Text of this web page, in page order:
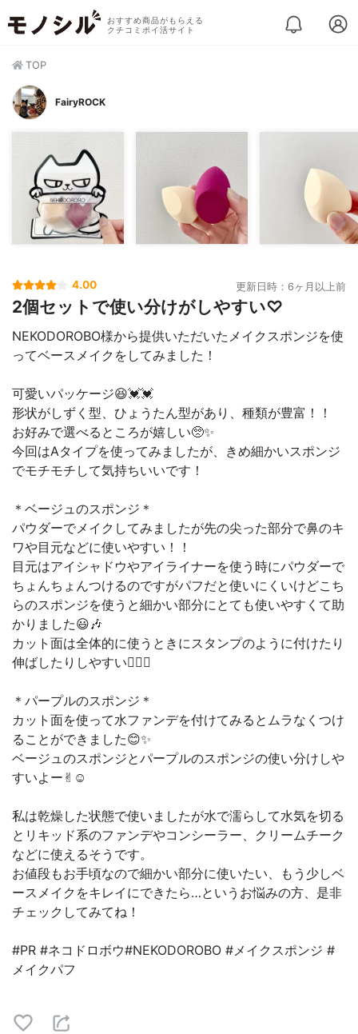
おすすめ商品がもらえる
クチコミポイ活サイト
TOP
FairyROCK
4.00 更新日時：6ヶ月以上前
2個セットで使い分けがしやすい♡
NEKODOROBO様から提供いただいたメイクスポンジを使
ってベースメイクをしてみました！
可愛いパッケージ😆💓💓
形状がしずく型、ひょうたん型があり、種類が豊富！！
お好みで選べるところが嬉しい🥺✨
今回はAタイプを使ってみましたが、きめ細かいスポンジ
でモチモチして気持ちいいです！
＊ベージュのスポンジ＊
パウダーでメイクしてみましたが先の尖った部分で鼻のキ
ワや目元などに使いやすい！！
目元はアイシャドウやアイライナーを使う時にパウダーで
ちょんちょんつけるのですがパフだと使いにくいけどこち
らのスポンジを使うと細かい部分にとても使いやすくて助
かりました😃🎶
カット面は全体的に使うときにスタンプのように付けたり
伸ばしたりしやすい🙆‍♀️✨
＊パープルのスポンジ＊
カット面を使って水ファンデを付けてみるとムラなくつけ
ることができました😊✨
ベージュのスポンジとパープルのスポンジの使い分けしや
すいよー✌︎☺︎︎
私は乾燥した状態で使いましたが水で濡らして水気を切る
とリキッド系のファンデやコンシーラー、クリームチーク
などに使えるそうです。
お値段もお手頃なので細かい部分に使いたい、もう少しベ
ースメイクをキレイにできたら…というお悩みの方、是非
チェックしてみてね！
#PR #ネコドロボウ#NEKODOROBO #メイクスポンジ #
メイクパフ